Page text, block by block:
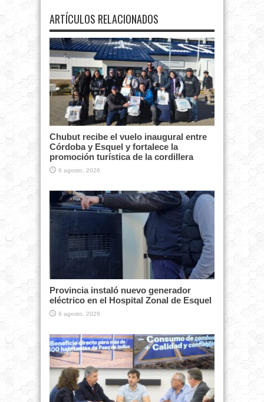
ARTÍCULOS RELACIONADOS
Chubut recibe el vuelo inaugural entre
Córdoba y Esquel y fortalece la
promoción turística de la cordillera
6 agosto, 2026
Provincia instaló nuevo generador
eléctrico en el Hospital Zonal de Esquel
6 agosto, 2026